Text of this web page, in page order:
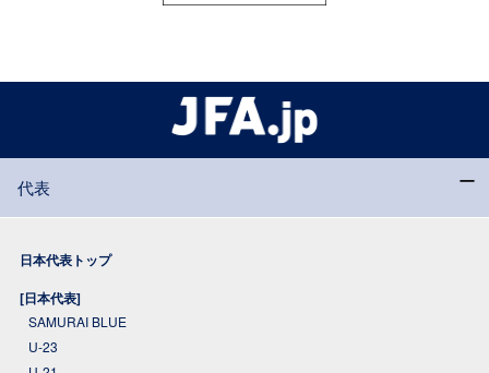
代表
日本代表トップ
[日本代表]
SAMURAI BLUE
U-23